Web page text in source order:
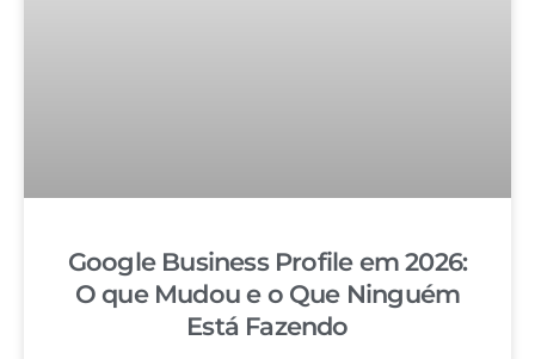
Google Business Profile em 2026:
O que Mudou e o Que Ninguém
Está Fazendo